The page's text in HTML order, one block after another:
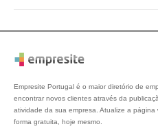
Empresite Portugal é o maior diretório de
encontrar novos clientes através da
atividade da sua empresa. Atualize a
forma gratuita, hoje mesmo.